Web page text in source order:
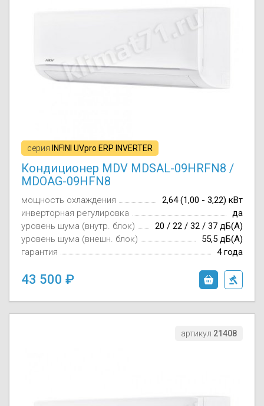
серия INFINI UVpro ERP INVERTER
Кондиционер MDV MDSAL-09HRFN8 /
MDOAG-09HFN8
мощность охлаждения
2,64 (1,00 - 3,22) кВт
инверторная регулировка
да
уровень шума (внутр. блок)
20 / 22 / 32 / 37 дБ(А)
уровень шума (внешн. блок)
55,5 дБ(А)
гарантия
4 года
43 500
артикул 21408
Осушители
отработанном